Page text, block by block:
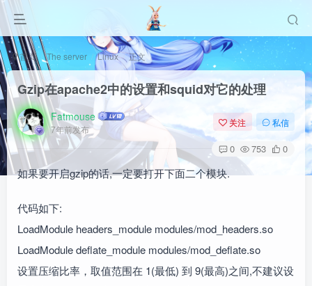
首页 The server Linux 正文
Gzip在apache2中的设置和squid对它的处理
Fatmouse
7年前发布
关注 私信
0 753 0
如果要开启gzip的话,一定要打开下面二个模块.
代码如下:
LoadModule headers_module modules/mod_headers.so
LoadModule deflate_module modules/mod_deflate.so
设置压缩比率，取值范围在 1(最低) 到 9(最高)之间,不建议设